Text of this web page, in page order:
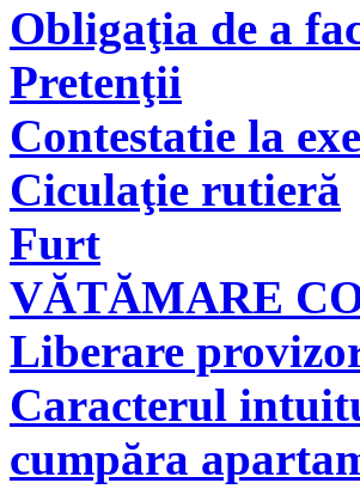
Obligaţia de a
Pretenţii
Contestatie la
Ciculaţie rutieră
Furt
VĂTĂMARE
Liberare
Caracterul
cumpăra